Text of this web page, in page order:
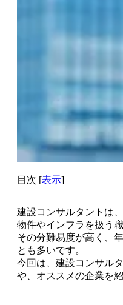
目次 [表示]
建設コンサルタントは
物件やインフラ を扱う
その分難易度が高く、
とも多いです。
今回は、建設コンサル
や、オススメの企業を